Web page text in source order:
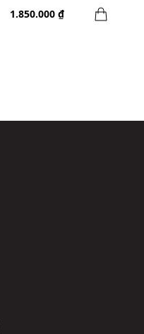
3 cups - Màu Đỏ
1.850.000 ₫